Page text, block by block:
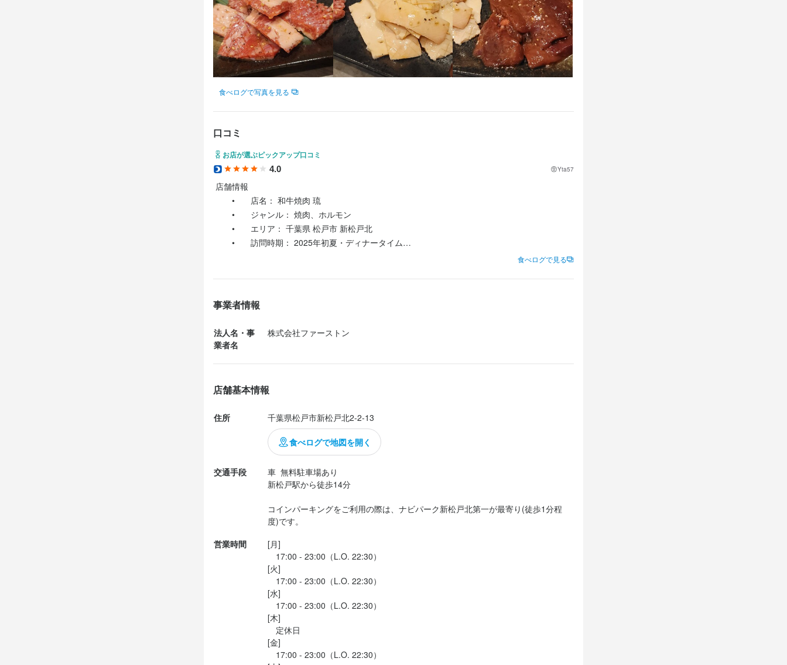
食べログで写真を見る
口コミ
お店が選ぶピックアップ口コミ
4.0 Yta57
店舗情報
	•	店名： 和牛焼肉 琉
	•	ジャンル： 焼肉、ホルモン
	•	エリア： 千葉県 松戸市 新松戸北
	•	訪問時期： 2025年初夏・ディナータイム
総合評価：★★★★☆ 4.6
料理：★★★★★ 5.0
コスパ：★★★★☆ 4.4
️ 注文メニューと詳細感想
和牛焼肉（部位おまかせ盛り）
自家製ダレがとにかく秀逸で、甘み・塩味・旨味が見事に調和。
焼き加減次第でとろけるような口当たりが堪能できる逸品。
キムチチャーハン（〆メニュー）
このお店の“裏名物”と呼びたくなるレベルの絶品！
ピリ辛キムチとパラパラごはんの黄金バ...
食べログで見る
事業者情報
法人名・事
業者名
株式会社ファーストン
店舗基本情報
住所 千葉県松戸市新松戸北2-2-13
食べログで地図を開く
交通手段
車  無料駐車場あり
新松戸駅から徒歩14分
コインパーキングをご利用の際は、ナビパーク新松戸北第一が最寄り(徒歩1分程
度)です。
営業時間
[月]
17:00 - 23:00（L.O. 22:30）
[火]
17:00 - 23:00（L.O. 22:30）
[水]
17:00 - 23:00（L.O. 22:30）
[木]
定休日
[金]
17:00 - 23:00（L.O. 22:30）